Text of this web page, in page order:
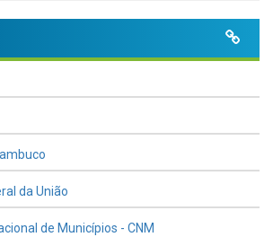
da União
de Municípios - CNM